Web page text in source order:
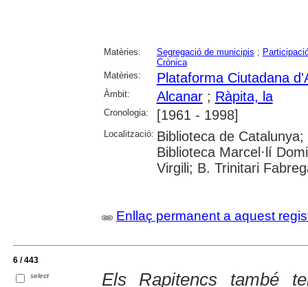
Matèries: Segregació de municipis ;
Crònica
Matèries:
Plataforma Ciutadana
Àmbit: Alcanar; Ràpita, la
Cronologia: [1961 - 1998]
Localització: Biblioteca de
Biblioteca Marcel·lí
Virgili; B. Trinitari
Enllaç permanent a aquest
6 / 443
select Els Rapitencs també